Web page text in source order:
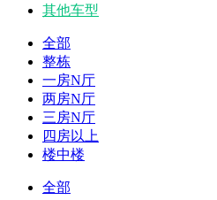
其他车型
全部
整栋
一房N厅
两房N厅
三房N厅
四房以上
楼中楼
全部